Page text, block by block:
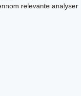
relevante analyser